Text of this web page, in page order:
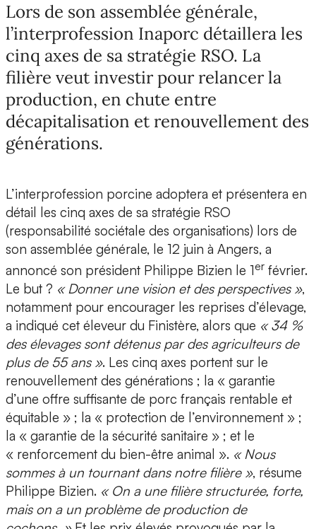
Lors de son assemblée générale,
l’interprofession Inaporc détaillera les
cinq axes de sa stratégie RSO. La
filière veut investir pour relancer la
production, en chute entre
décapitalisation et renouvellement des
générations.
L’interprofession porcine adoptera et présentera en
détail les cinq axes de sa stratégie RSO
(responsabilité sociétale des organisations) lors de
son assemblée générale, le 12 juin à Angers, a
annoncé son président Philippe Bizien le 1er février.
Le but ? « Donner une vision et des perspectives »,
notamment pour encourager les reprises d’élevage,
a indiqué cet éleveur du Finistère, alors que « 34 %
des élevages sont détenus par des agriculteurs de
plus de 55 ans ». Les cinq axes portent sur le
renouvellement des générations ; la « garantie
d’une offre suffisante de porc français rentable et
équitable » ; la « protection de l’environnement » ;
la « garantie de la sécurité sanitaire » ; et le
« renforcement du bien-être animal ». « Nous
sommes à un tournant dans notre filière », résume
Philippe Bizien. « On a une filière structurée, forte,
mais on a un problème de production de